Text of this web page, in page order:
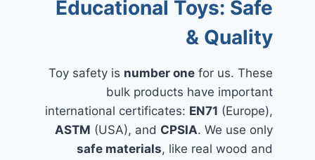
Educational Toys: Safe
& Quality
Toy safety is number one for us. These
bulk products have important
international certificates: EN71 (Europe),
ASTM (USA), and CPSIA. We use only
safe materials, like real wood and